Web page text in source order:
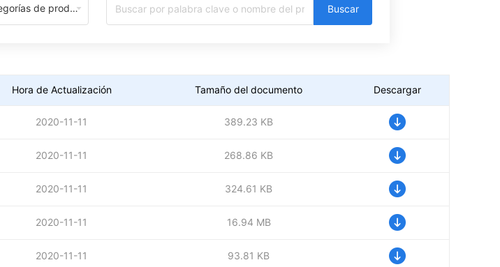
Subcategorías de productos Buscar
Hora de Actualización Tamaño del documento Descargar
2020-11-11 389.23 KB
2020-11-11 268.86 KB
2020-11-11 324.61 KB
2020-11-11 16.94 MB
2020-11-11 93.81 KB